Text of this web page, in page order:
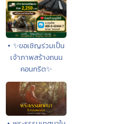
• ✨ขอเชิญร่วมเป็น
เจ้าภาพสร้างถนน
คอนกรีต✨